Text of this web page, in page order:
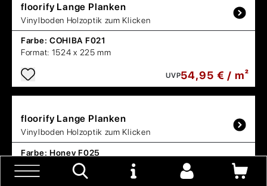
floorify Lange Planken
Vinylboden Holzoptik zum Klicken
Farbe: COHIBA F021
Format: 1524 x 225 mm
UVP54,95 € / m²
floorify Lange Planken
Vinylboden Holzoptik zum Klicken
Farbe: Honey F025
Format:
1524 x 225 mm